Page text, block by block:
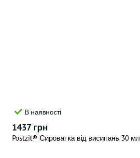
В наявності
1437 грн
Postzit® Сироватка від висипань 30 мл